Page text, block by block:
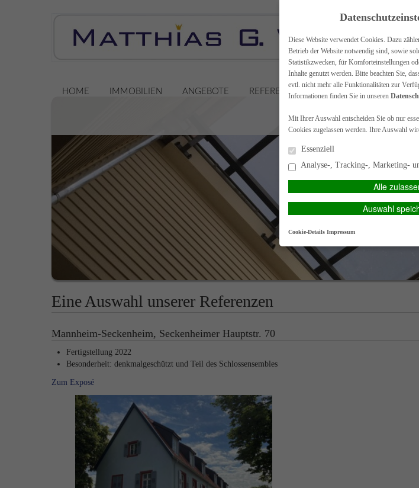
HOME IMMOBILIEN ANGEBOTE REFERENZEN
Eine Auswahl unserer Referenzen
Mannheim-Seckenheim, Seckenheimer Hauptstr. 70
Fertigstellung 2022
Besonderheit: denkmalgeschützt und Teil des Schlossensembles
Zum Exposé
Diese Website verwendet Cookies. Dazu
Betrieb der Website notwendig sind, sowie
Statistikzwecken, für Komforteinstellungen
Inhalte genutzt werden. Bitte beachten Sie,
evtl. nicht mehr alle Funktionalitäten zur
Informationen finden Sie in unseren
Mit Ihrer Auswahl entscheiden Sie ob nur
Cookies zugelassen werden. Ihre Auswahl
Essenziell
Analyse-, Tracking-, Marketing-
Alle
Auswahl
Cookie-Details Impressum